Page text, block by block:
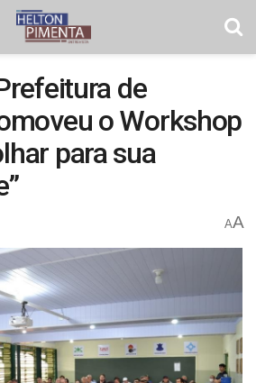
de
o Workshop
para sua
AA